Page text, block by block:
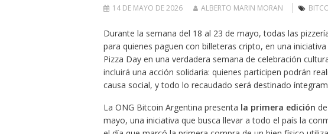
14 DE MAYO DE 2026 ALBERTO MARIN MORAN
Durante la semana del 18 al 23 de mayo, todas las
para quienes paguen con billeteras cripto, en una
Pizza Day en una verdadera semana de celebración
incluirá una acción solidaria: quienes participen podrán
causa social, y todo lo recaudado será destinado
La ONG Bitcoin Argentina presenta la primera edición
mayo, una iniciativa que busca llevar a todo el país la